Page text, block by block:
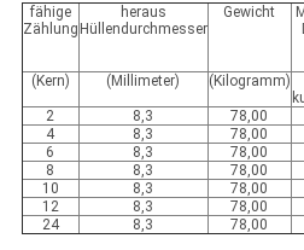
fähige
Zählung
heraus
Hüllendurchmesser
Gewicht
(Kern)
(Millimeter)
(Kilogramm)
2
8,3 78,00
4
8,3 78,00
6
8,3 78,00
8
8,3 78,00
10
8,3 78,00
12
8,3 78,00
24
8,3 78,00